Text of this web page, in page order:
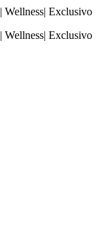
| Wellness| Exclusivo
| Wellness| Exclusivo